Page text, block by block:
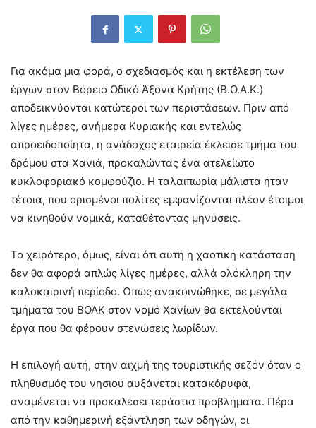
Για ακόμα μια φορά, ο σχεδιασμός και η εκτέλεση των
έργων στον Βόρειο Οδικό Άξονα Κρήτης (Β.Ο.Α.Κ.)
αποδεικνύονται κατώτεροι των περιστάσεων. Πριν από
λίγες ημέρες, ανήμερα Κυριακής και εντελώς
απροειδοποίητα, η ανάδοχος εταιρεία έκλεισε τμήμα του
δρόμου στα Χανιά, προκαλώντας ένα ατελείωτο
κυκλοφοριακό κομφούζιο. Η ταλαιπωρία μάλιστα ήταν
τέτοια, που ορισμένοι πολίτες εμφανίζονται πλέον έτοιμοι
να κινηθούν νομικά, καταθέτοντας μηνύσεις.
Το χειρότερο, όμως, είναι ότι αυτή η χαοτική κατάσταση
δεν θα αφορά απλώς λίγες ημέρες, αλλά ολόκληρη την
καλοκαιρινή περίοδο. Όπως ανακοινώθηκε, σε μεγάλα
τμήματα του ΒΟΑΚ στον νομό Χανίων θα εκτελούνται
έργα που θα φέρουν στενώσεις λωρίδων.
Η επιλογή αυτή, στην αιχμή της τουριστικής σεζόν όταν ο
πληθυσμός του νησιού αυξάνεται κατακόρυφα,
αναμένεται να προκαλέσει τεράστια προβλήματα. Πέρα
από την καθημερινή εξάντληση των οδηγών, οι